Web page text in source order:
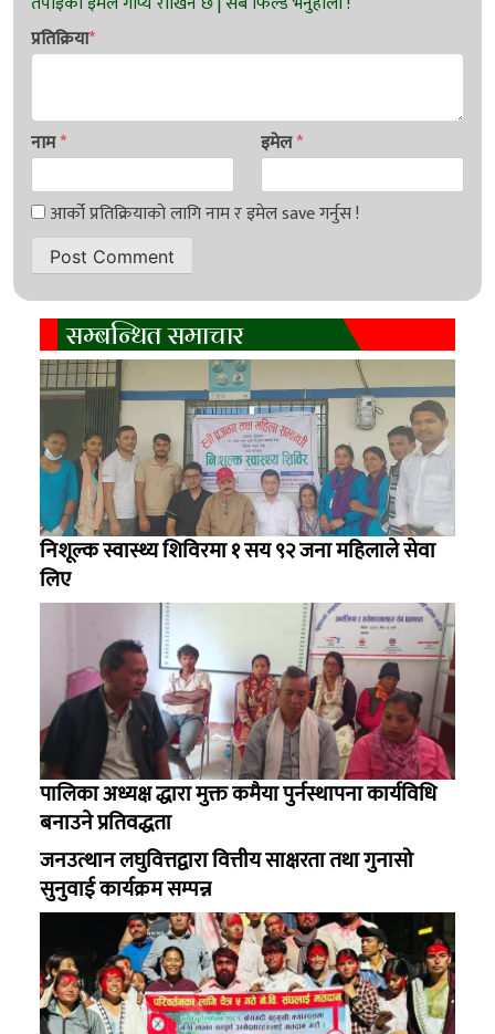
प्रतिक्रिया*
नाम* इमेल*
सम्बन्धित समाचार
निशूल्क स्वास्थ्य शिविरमा १ सय ९२ जना महिलाले सेवा
लिए
पालिका अध्यक्ष द्धारा मुक्त कमैया पुर्नस्थापना कार्यविधि
बनाउने प्रतिवद्धता
जनउत्थान लघुवित्तद्वारा वित्तीय साक्षरता तथा गुनासो
सुनुवाई कार्यक्रम सम्पन्न